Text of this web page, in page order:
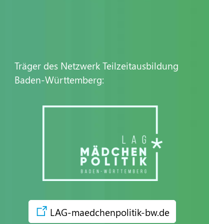
Träger des Netzwerk Teilzeitausbildung
Baden-Württemberg:
LAG-maedchenpolitik-bw.de